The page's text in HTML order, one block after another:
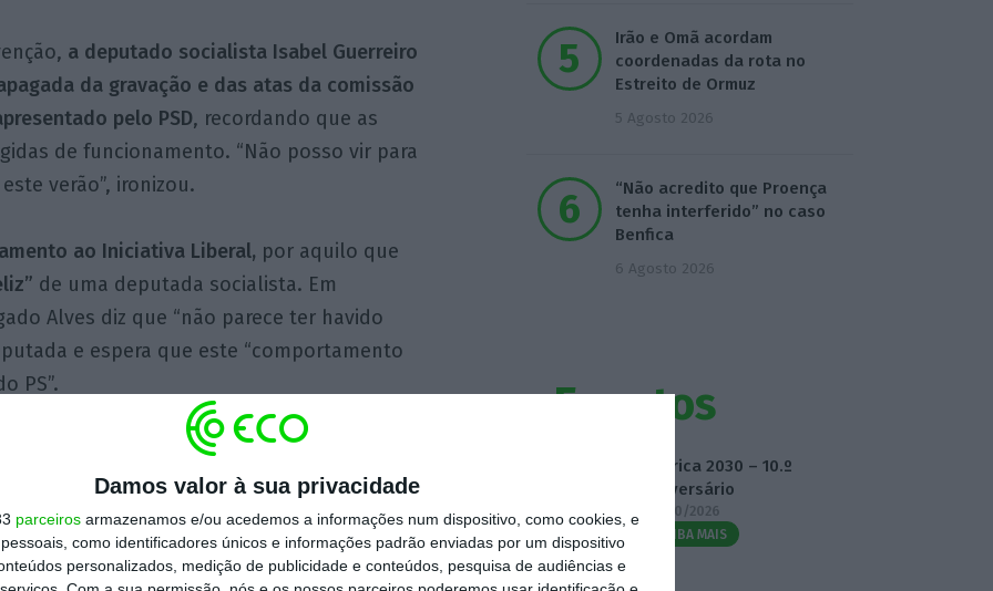
Damos valor à sua privacidade
parceiros armazenamos e/ou acedemos a informações num dispositivo, como cookies, e
como identificadores únicos e informações padrão enviadas por um dispositivo
personalizados, medição de publicidade e conteúdos, pesquisa de audiências e
a deputado socialista Isabel Guerreiro
da gravação e das atas da comissão
pelo PSD, recordando que as
de funcionamento. “Não posso vir para
verão”, ironizou.
ao Iniciativa Liberal, por aquilo que
de uma deputada socialista. Em
Alves diz que “não parece ter havido
e espera que este “comportamento
PS”.
PSD. “Vimos regressar o lápis azul à
disse Luís Gomes em declarações aos
circunstância absolutamente lamentável
esta maioria, tudo quer poder para levar
Irão e Omã acordam
coordenadas da rota no
Estreito de Ormuz
5 Agosto 2026
“Não acredito que Proença
tenha interferido” no caso
Benfica
6 Agosto 2026
Eventos
Fábrica 2030 – 10.º
Aniversário
14/10/2026
SAIBA MAIS